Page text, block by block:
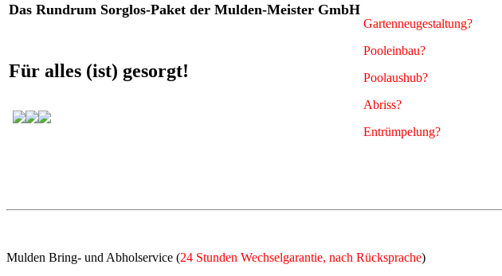
Das Rundrum Sorglos-Paket der Mulden-Meister GmbH
Für alles (ist) gesorgt!
Gartenneugestaltung?
Pooleinbau?
Poolaushub?
Abriss?
Entrümpelung?
Mulden Bring- und Abholservice (24 Stunden Wechselgarantie, nach Rücksprache)